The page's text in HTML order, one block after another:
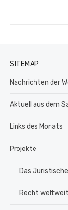
SITEMAP
Nachrichten der
Aktuell aus dem
Links des Monats
Projekte
Das
Recht weltweit